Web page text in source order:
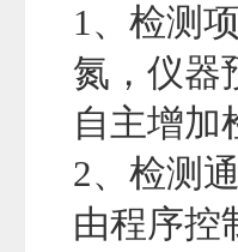
1 2
1、检测
氮，仪器
自主增加
2、检测
由程序控